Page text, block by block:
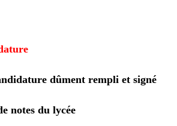
dûment rempli et signé
notes du lycée